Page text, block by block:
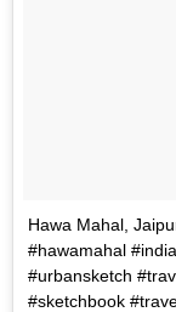
Hawa Mahal,
#hawamahal
#urbansketch
#sketchbook